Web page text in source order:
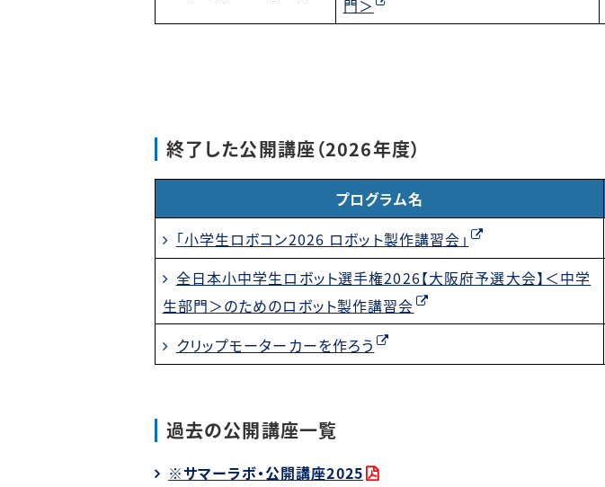
門＞
終了した公開講座（2026年度）
プログラム名
「小学生ロボコン2026 ロボット製作講習会」
全日本小中学生ロボット選手権2026【大阪府予選大会】＜中学
生部門＞のためのロボット製作講習会
クリップモーターカーを作ろう
過去の公開講座一覧
※サマーラボ・公開講座2025